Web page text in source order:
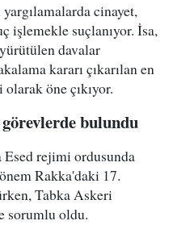
cinayet,
işlemekle suçlanıyor. İsa,
davalar
kararı çıkarılan en
öne çıkıyor.
bulundu
Esed rejimi ordusunda
Rakka'daki 17.
Tabka Askeri
sorumlu oldu.